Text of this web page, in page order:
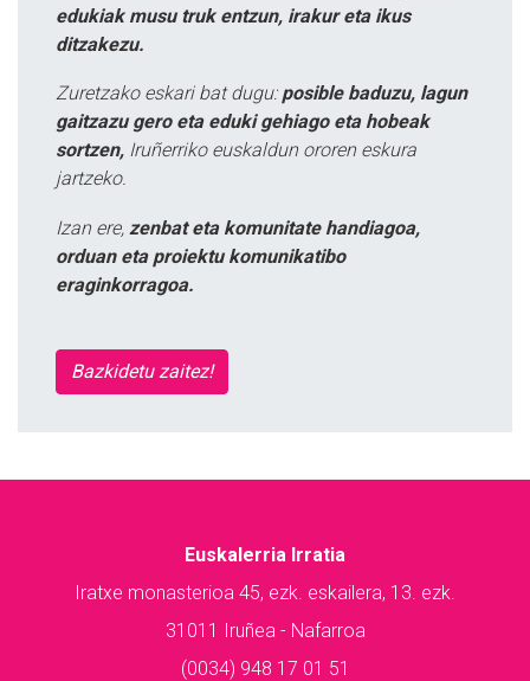
edukiak musu truk entzun, irakur eta ikus
ditzakezu.
Zuretzako eskari bat dugu: posible baduzu, lagun
gaitzazu gero eta eduki gehiago eta hobeak
sortzen, Iruñerriko euskaldun ororen eskura
jartzeko.
Izan ere, zenbat eta komunitate handiagoa,
orduan eta proiektu komunikatibo
eraginkorragoa.
Bazkidetu zaitez!
Euskalerria Irratia
Iratxe monasterioa 45, ezk. eskailera, 13. ezk.
31011 Iruñea - Nafarroa
(0034) 948 17 01 51